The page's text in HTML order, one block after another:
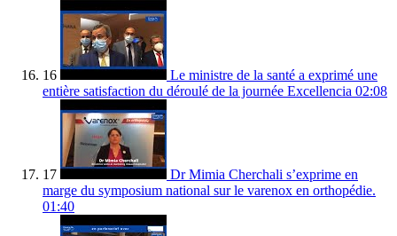
16
Le ministre de la santé a exprimé une
entière satisfaction du déroulé de la journée Excellencia 02:08
17
Dr Mimia Cherchali s’exprime en
marge du symposium national sur le varenox en orthopédie.
01:40